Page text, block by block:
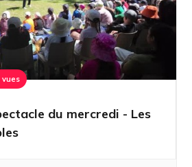
vues
du mercredi - Les